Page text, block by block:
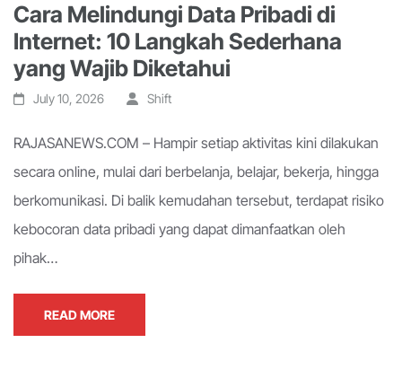
Cara Melindungi Data Pribadi di
Internet: 10 Langkah Sederhana
yang Wajib Diketahui
July 10, 2026 Shift
RAJASANEWS.COM – Hampir setiap aktivitas kini dilakukan
secara online, mulai dari berbelanja, belajar, bekerja, hingga
berkomunikasi. Di balik kemudahan tersebut, terdapat risiko
kebocoran data pribadi yang dapat dimanfaatkan oleh
pihak…
READ MORE